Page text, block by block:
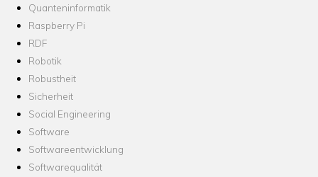
Quanteninformatik
Raspberry Pi
RDF
Robotik
Robustheit
Sicherheit
Social Engineering
Software
Softwareentwicklung
Softwarequalität